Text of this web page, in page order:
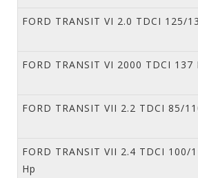
FORD TRANSIT VI 2.0 TDCI 125/
FORD TRANSIT VI 2000 TDCI 137
FORD TRANSIT VII 2.2 TDCI 85/
FORD TRANSIT VII 2.4 TDCI 100/
Hp